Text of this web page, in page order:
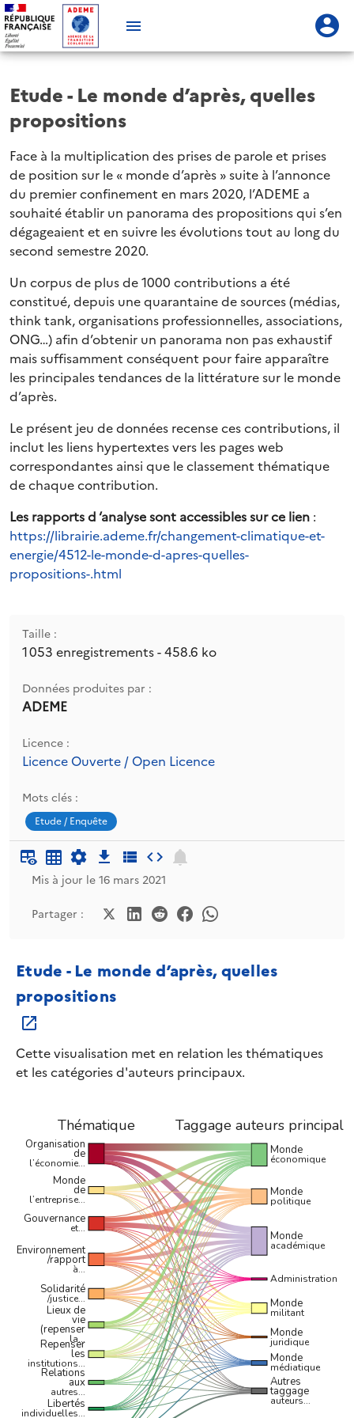
Etude - Le monde d’après, quelles
propositions
Face à la multiplication des prises de parole et prises
de position sur le « monde d’après » suite à l’annonce
du premier confinement en mars 2020, l’ADEME a
souhaité établir un panorama des propositions qui s’en
dégageaient et en suivre les évolutions tout au long du
second semestre 2020.
Un corpus de plus de 1000 contributions a été
constitué, depuis une quarantaine de sources (médias,
think tank, organisations professionnelles, associations,
ONG…) afin d’obtenir un panorama non pas exhaustif
mais suffisamment conséquent pour faire apparaître
les principales tendances de la littérature sur le monde
d’après.
Le présent jeu de données recense ces contributions, il
inclut les liens hypertextes vers les pages web
correspondantes ainsi que le classement thématique
de chaque contribution.
Les rapports d ‘analyse sont accessibles sur ce lien :
https://librairie.ademe.fr/changement-climatique-et-
energie/4512-le-monde-d-apres-quelles-
propositions-.html
Taille :
1 053 enregistrements - 458.6 ko
Données produites par :
ADEME
Licence :
Licence Ouverte / Open Licence
Mots clés :
Etude / Enquête
Mis à jour le 16 mars 2021
Partager :
Etude - Le monde d’après, quelles
propositions
Cette visualisation met en relation les thématiques
et les catégories d'auteurs principaux.